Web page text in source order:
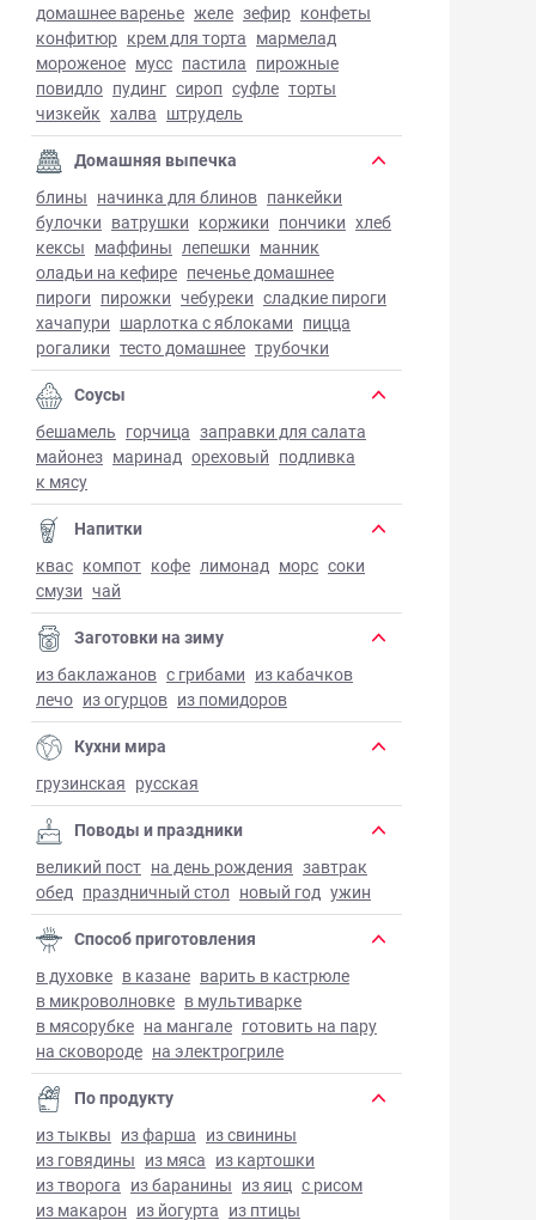
домашнее варенье желе зефир конфеты
конфитюр крем для торта мармелад
мороженое мусс пастила пирожные
повидло пудинг сироп суфле торты
чизкейк халва штрудель
Домашняя выпечка
блины начинка для блинов панкейки
булочки ватрушки коржики пончики хлеб
кексы маффины лепешки манник
оладьи на кефире печенье домашнее
пироги пирожки чебуреки сладкие пироги
хачапури шарлотка с яблоками пицца
рогалики тесто домашнее трубочки
Соусы
бешамель горчица заправки для салата
майонез маринад ореховый подливка
к мясу
Напитки
квас компот кофе лимонад морс соки
смузи чай
Заготовки на зиму
из баклажанов с грибами из кабачков
лечо из огурцов из помидоров
Кухни мира
грузинская русская
Поводы и праздники
великий пост на день рождения завтрак
обед праздничный стол новый год ужин
Способ приготовления
в духовке в казане варить в кастрюле
в микроволновке в мультиварке
в мясорубке на мангале готовить на пару
на сковороде на электрогриле
По продукту
из тыквы из фарша из свинины
из говядины из мяса из картошки
из творога из баранины из яиц с рисом
из макарон из йогурта из птицы